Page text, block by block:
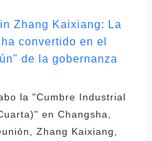
Zhang Kaixiang: La
convertido en el
de la gobernanza
la "Cumbre Industrial
en Changsha,
Zhang Kaixiang,